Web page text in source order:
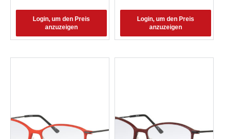
Login, um den Preis
anzuzeigen
Login, um den Preis
anzuzeigen